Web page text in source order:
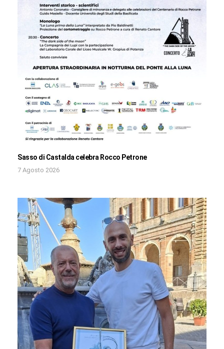
Sasso di Castalda celebra Rocco Petrone
7 Agosto 2026